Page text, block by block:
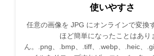
使いやすさ
任意の画像を JPG にオンラインで変換
ほど簡単になったことはあり
ん。.png、.bmp、.tiff、.webp、.heic、